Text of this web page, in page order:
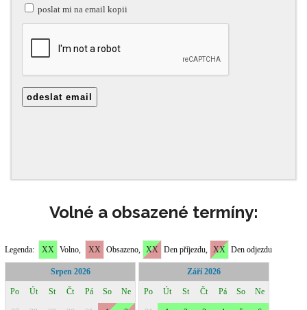
Volné a obsazené termíny: